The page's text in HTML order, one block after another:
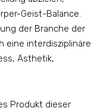
Geist-Balance.
der Branche der
eine interdisziplinäre
Ästhetik,
Produkt dieser